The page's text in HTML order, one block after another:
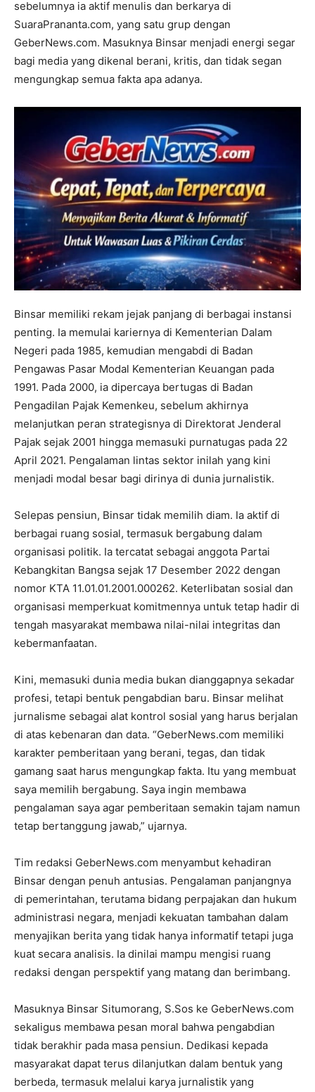
sebelumnya ia aktif menulis dan berkarya di
SuaraPrananta.com, yang satu grup dengan
GeberNews.com. Masuknya Binsar menjadi energi segar
bagi media yang dikenal berani, kritis, dan tidak segan
mengungkap semua fakta apa adanya.
Binsar memiliki rekam jejak panjang di berbagai instansi
penting. Ia memulai kariernya di Kementerian Dalam
Negeri pada 1985, kemudian mengabdi di Badan
Pengawas Pasar Modal Kementerian Keuangan pada
1991. Pada 2000, ia dipercaya bertugas di Badan
Pengadilan Pajak Kemenkeu, sebelum akhirnya
melanjutkan peran strategisnya di Direktorat Jenderal
Pajak sejak 2001 hingga memasuki purnatugas pada 22
April 2021. Pengalaman lintas sektor inilah yang kini
menjadi modal besar bagi dirinya di dunia jurnalistik.
Selepas pensiun, Binsar tidak memilih diam. Ia aktif di
berbagai ruang sosial, termasuk bergabung dalam
organisasi politik. Ia tercatat sebagai anggota Partai
Kebangkitan Bangsa sejak 17 Desember 2022 dengan
nomor KTA 11.01.01.2001.000262. Keterlibatan sosial dan
organisasi memperkuat komitmennya untuk tetap hadir di
tengah masyarakat membawa nilai-nilai integritas dan
kebermanfaatan.
Kini, memasuki dunia media bukan dianggapnya sekadar
profesi, tetapi bentuk pengabdian baru. Binsar melihat
jurnalisme sebagai alat kontrol sosial yang harus berjalan
di atas kebenaran dan data. “GeberNews.com memiliki
karakter pemberitaan yang berani, tegas, dan tidak
gamang saat harus mengungkap fakta. Itu yang membuat
saya memilih bergabung. Saya ingin membawa
pengalaman saya agar pemberitaan semakin tajam namun
tetap bertanggung jawab,” ujarnya.
Tim redaksi GeberNews.com menyambut kehadiran
Binsar dengan penuh antusias. Pengalaman panjangnya
di pemerintahan, terutama bidang perpajakan dan hukum
administrasi negara, menjadi kekuatan tambahan dalam
menyajikan berita yang tidak hanya informatif tetapi juga
kuat secara analisis. Ia dinilai mampu mengisi ruang
redaksi dengan perspektif yang matang dan berimbang.
Masuknya Binsar Situmorang, S.Sos ke GeberNews.com
sekaligus membawa pesan moral bahwa pengabdian
tidak berakhir pada masa pensiun. Dedikasi kepada
masyarakat dapat terus dilanjutkan dalam bentuk yang
berbeda, termasuk melalui karya jurnalistik yang